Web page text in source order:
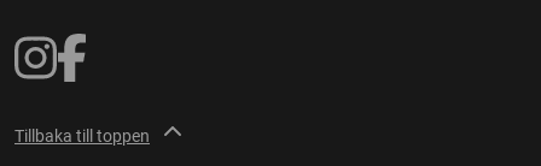
Tillbaka till toppen